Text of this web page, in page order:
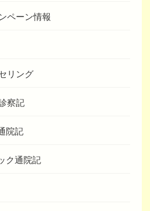
ペーン情報
リング
察記
院記
ク通院記